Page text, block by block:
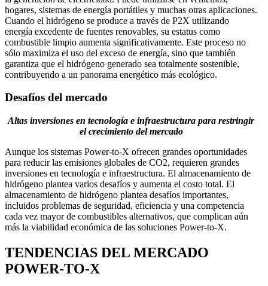
hogares, sistemas de energía portátiles y muchas otras aplicaciones.
Cuando el hidrógeno se produce a través de P2X utilizando
energía excedente de fuentes renovables, su estatus como
combustible limpio aumenta significativamente. Este proceso no
sólo maximiza el uso del exceso de energía, sino que también
garantiza que el hidrógeno generado sea totalmente sostenible,
contribuyendo a un panorama energético más ecológico.
Desafíos del mercado
Altas inversiones en tecnología e infraestructura para restringir
el crecimiento del mercado
Aunque los sistemas Power-to-X ofrecen grandes oportunidades
para reducir las emisiones globales de CO2, requieren grandes
inversiones en tecnología e infraestructura. El almacenamiento de
hidrógeno plantea varios desafíos y aumenta el costo total. El
almacenamiento de hidrógeno plantea desafíos importantes,
incluidos problemas de seguridad, eficiencia y una competencia
cada vez mayor de combustibles alternativos, que complican aún
más la viabilidad económica de las soluciones Power-to-X.
TENDENCIAS DEL MERCADO
POWER-TO-X